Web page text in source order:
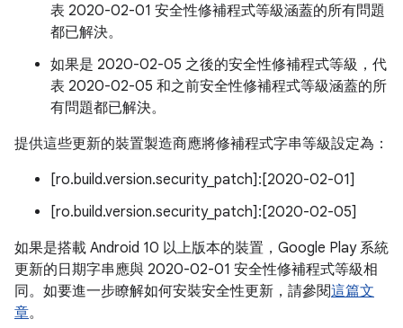
表 2020-02-01 安全性修補程式等級涵蓋的所有問題
都已解決。
如果是 2020-02-05 之後的安全性修補程式等級，代
表 2020-02-05 和之前安全性修補程式等級涵蓋的所
有問題都已解決。
提供這些更新的裝置製造商應將修補程式字串等級設定為：
[ro.build.version.security_patch]:[2020-02-01]
[ro.build.version.security_patch]:[2020-02-05]
如果是搭載 Android 10 以上版本的裝置，Google Play 系統
更新的日期字串應與 2020-02-01 安全性修補程式等級相
同。如要進一步瞭解如何安裝安全性更新，請參閱這篇文
章。